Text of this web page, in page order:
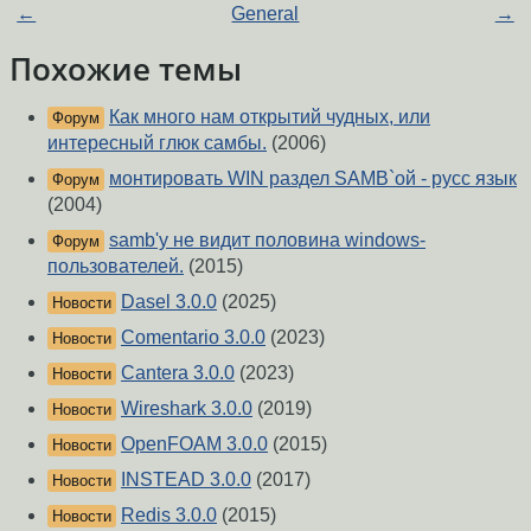
← General →
Похожие темы
Форум
Как много нам открытий чудных, или
интересный глюк самбы. (2006)
Форум
монтировать WIN раздел SAMB`ой - русс язык
(2004)
Форум samb'у не видит половина windows-
пользователей. (2015)
Новости Dasel 3.0.0 (2025)
Новости Comentario 3.0.0 (2023)
Новости Cantera 3.0.0 (2023)
Новости Wireshark 3.0.0 (2019)
Новости OpenFOAM 3.0.0 (2015)
Новости INSTEAD 3.0.0 (2017)
Новости Redis 3.0.0 (2015)